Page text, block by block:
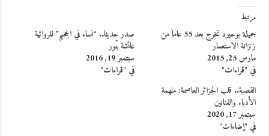
مرتبط
جميلة بوحيرد تخرج بعد 55 عاماً من
زنزانة الاستعمار
مارس 25, 2015
في "قراءات"
صدر حديثا.. “نساء في الجحيم” للروائية
عائشة بنّور
سبتمبر 19, 2016
في "قراءات"
القصبة.. قلب الجزائر العاصمة: ملهمة
الأدباء والفنانين
سبتمبر 17, 2020
في "إضاءات"